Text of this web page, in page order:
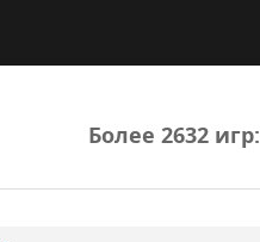
Более 2632 игр: